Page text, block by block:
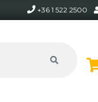
+36 1 522 2500